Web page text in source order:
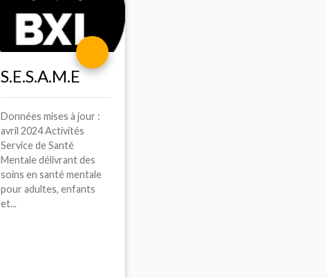
S.E.S.A.M.E
Données mises à jour :
avril 2024 Activités
Service de Santé
Mentale délivrant des
soins en santé mentale
pour adultes, enfants
et...